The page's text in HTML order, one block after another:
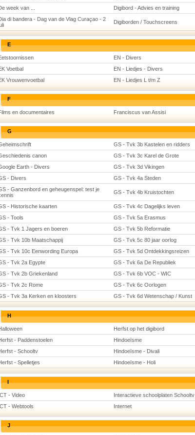
week van ...
Digibord - Advies en training
di bandera - Dag van de Vlag Curaçao - 2
Digiborden / Touchscreens
E
EN - Divers
Voetbal
EN - Liedjes - Divers
Vrouwenvoetbal
EN - Liedjes L t/m Z
F
en documentaires Franciscus van Assisi
G
GS - Tvk 3b Kastelen en ridders
canon
GS - Tvk 3c Karel de Grote
Earth - Divers
GS - Tvk 3d Vikingen
- Divers
GS - Tvk 4a Steden
- Ganzenbord en geheugenspel: test je
GS - Tvk 4b Kruistochten
- Historische kaarten GS - Tvk 4c Dagelijks leven
- Tools
GS - Tvk 5a Erasmus
- Tvk 1 Jagers en boeren
GS - Tvk 5b Reformatie
- Tvk 10b Maatschappij
GS - Tvk 5c 80 jaar oorlog
- Tvk 10c Eenwording Europa
GS - Tvk 5d Ontdekkingsreizen
- Tvk 2a Egypte
GS - Tvk 6a De Republiek
- Tvk 2b Griekenland
GS - Tvk 6b VOC - WIC
- Tvk 2c Rome
GS - Tvk 6c Oorlogen
- Tvk 3a Kerken en kloosters
GS - Tvk 6d Wetenschap / Kunst
H
Herfst op het digibord
- Paddenstoelen
Hindoeïsme
- Schooltv
Hindoeïsme - Divali
- Spelletjes
Hindoeïsme - Holi
I
- Video Interactieve schoolplaten Schooltv
- Webtools
Internet
J